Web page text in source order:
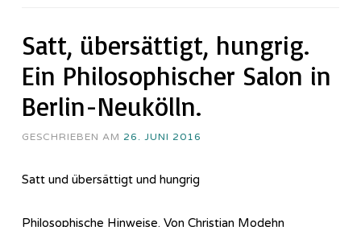
Satt, übersättigt, hungrig.
Ein Philosophischer Salon in
Berlin-Neukölln.
GESCHRIEBEN AM 26. JUNI 2016
Satt und übersättigt und hungrig
Philosophische Hinweise. Von Christian Modehn